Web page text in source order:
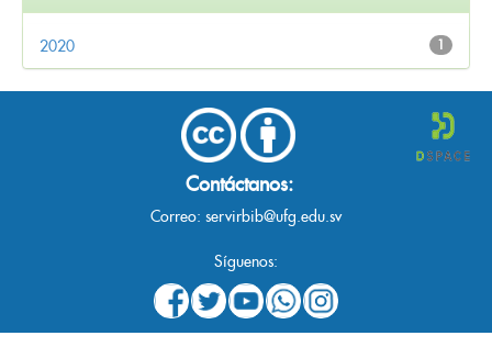
1
2020
Contáctanos:
Correo: servirbib@ufg.edu.sv
Síguenos: